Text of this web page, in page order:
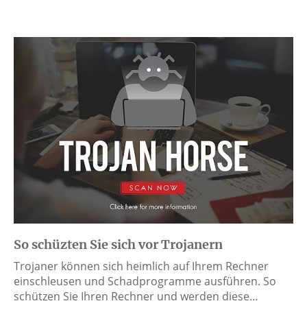
So schüzten Sie sich vor Trojanern
Trojaner können sich heimlich auf Ihrem Rechner
einschleusen und Schadprogramme ausführen. So
schützen Sie Ihren Rechner und werden diese…